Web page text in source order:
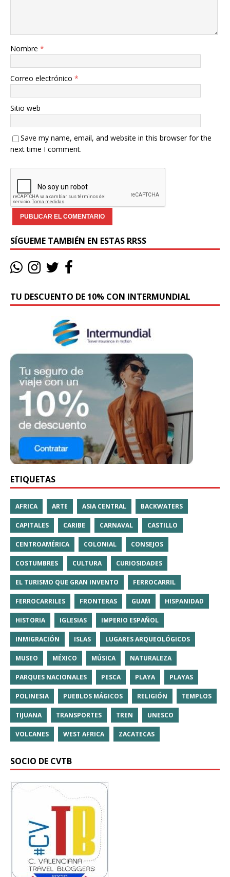
Nombre *
Correo electrónico *
Sitio web
Save my name, email, and website in this browser for the
next time I comment.
SÍGUEME TAMBIÉN EN ESTAS RRSS
TU DESCUENTO DE 10% CON INTERMUNDIAL
ETIQUETAS
AFRICA ARTE ASIA CENTRAL BACKWATERS
CAPITALES CARIBE CARNAVAL CASTILLO
CENTROAMÉRICA COLONIAL CONSEJOS
COSTUMBRES CULTURA CURIOSIDADES
EL TURISMO QUE GRAN INVENTO FERROCARRIL
FERROCARRILES FRONTERAS GUAM HISPANIDAD
HISTORIA IGLESIAS IMPERIO ESPAÑOL
INMIGRACIÓN ISLAS LUGARES ARQUEOLÓGICOS
MUSEO MÉXICO MÚSICA NATURALEZA
PARQUES NACIONALES PESCA PLAYA PLAYAS
POLINESIA PUEBLOS MÁGICOS RELIGIÓN TEMPLOS
TIJUANA TRANSPORTES TREN UNESCO
VOLCANES WEST AFRICA ZACATECAS
SOCIO DE CVTB